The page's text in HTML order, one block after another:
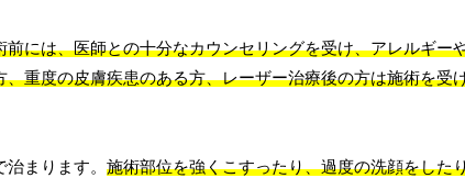
前には、医師との十分なカウンセリングを受け、アレルギー
、重度の皮膚疾患のある方、レーザー治療後の方は施術を受
まります。 施術部位を強くこすったり、過度の洗顔をした